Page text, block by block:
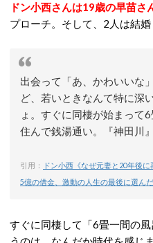
ドン小西さんは19歳の早苗さ
プローチ。そして、2人は結婚
出会って「あ、かわいいな
ど、若いときなんて特に深
ょ。すぐに同棲が始まって
住んで銭湯通い。『神田川
引用：
ドン小西《なぜ元妻と20年後
5億の借金、激動の人生の最後に選ん
すぐに同棲して「6畳一間の